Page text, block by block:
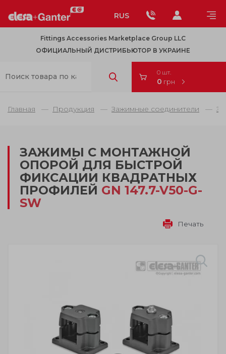
RUS
Fittings Accessories Marketplace Group LLC
ОФИЦИАЛЬНЫЙ ДИСТРИБЬЮТОР В УКРАИНЕ
0 шт.
0 грн
Главная Продукция Зажимные соединители
ЗАЖИМЫ С МОНТАЖНОЙ
ОПОРОЙ ДЛЯ БЫСТРОЙ
ФИКСАЦИИ КВАДРАТНЫХ
ПРОФИЛЕЙ GN 147.7-V50-G-
SW
Печать